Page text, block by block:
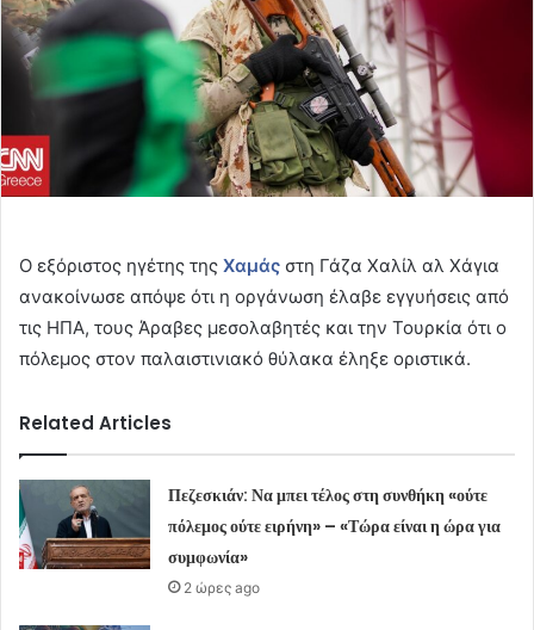
Ο εξόριστος ηγέτης της Χαμάς στη Γάζα Χαλίλ αλ Χάγια
ανακοίνωσε απόψε ότι η οργάνωση έλαβε εγγυήσεις από
τις ΗΠΑ, τους Άραβες μεσολαβητές και την Τουρκία ότι ο
πόλεμος στον παλαιστινιακό θύλακα έληξε οριστικά.
Related Articles
Πεζεσκιάν: Να μπει τέλος στη συνθήκη «ούτε
πόλεμος ούτε ειρήνη» – «Τώρα είναι η ώρα για
συμφωνία»
2 ώρες ago